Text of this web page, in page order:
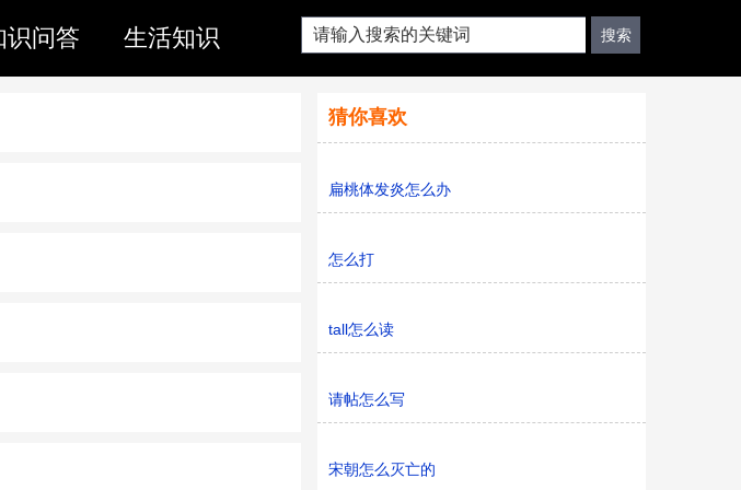
识问答 生活知识
猜你喜欢
扁桃体发炎怎么办
怎么打
tall怎么读
请帖怎么写
宋朝怎么灭亡的